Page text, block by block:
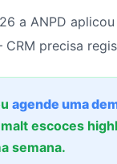
a ANPD
precisa
agende uma
escoces
semana.